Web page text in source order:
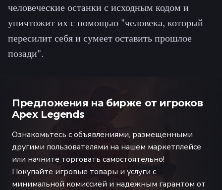
человеческие останки с исходным кодом и
уничтожит их с помощью "человека, который
пересилит себя и сумеет оставить прошлое
позади".
Предложения на бирже от игроков
Apex Legends
Ознакомьтесь с объявлениями, размещенными
другими пользователями на нашем маркетплейсе
или начните торговать самостоятельно!
Покупайте игровые товары и услуги с
минимальной комиссией и надежным гарантом от